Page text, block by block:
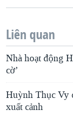
Liên quan
Nhà hoạt động
cờ’
Huỳnh Thục Vy
xuất cảnh